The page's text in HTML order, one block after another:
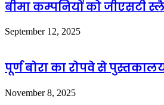
बीमा कम्पनियों को जीएसटी
September 12, 2025
पूर्ण बोरा का रोपवे से
November 8, 2025